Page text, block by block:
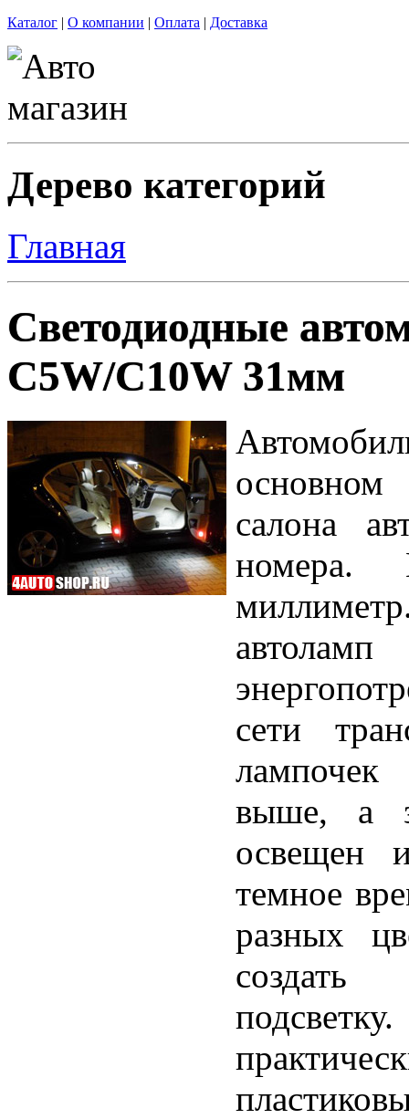
Каталог | О компании | Оплата | Доставка
Дерево категорий
Главная
Светодиодные
C5W/C10W 31мм
основном
салона
номера.
сети
лампочек
выше, а
освещен
темное
разных